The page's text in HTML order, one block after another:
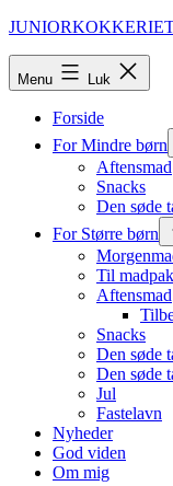
Fortsæt
Menu Luk
Forside
For Mindre børn
Aftensmad
Snacks
Den søde
For Større børn
Til
Aftensmad
Snacks
Den søde
Den søde
Jul
Fastelavn
Nyheder
God viden
Om mig